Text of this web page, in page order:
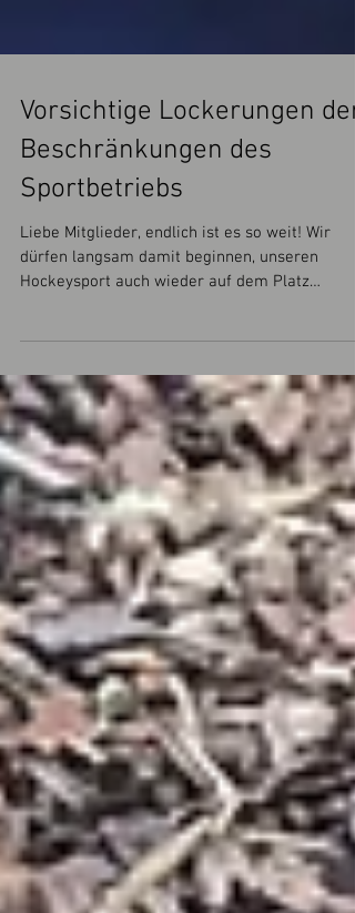
Vorsichtige Lockerungen der
Beschränkungen des
Sportbetriebs
Hockeysport auch wieder auf dem Platz
auszuüben,...